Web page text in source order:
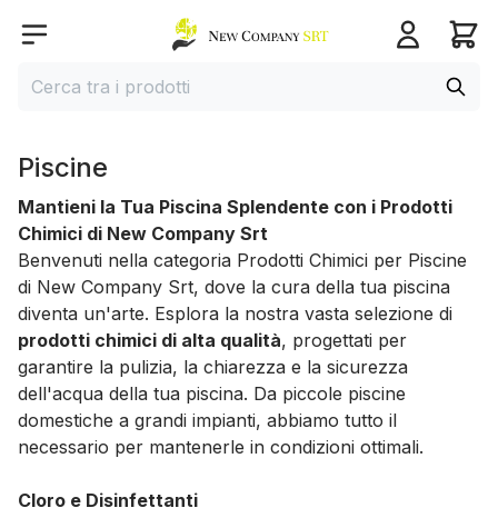
Open menu
Home page
Cerca
Piscine
Mantieni la Tua Piscina Splendente con i Prodotti
Chimici di New Company Srt
Benvenuti nella categoria Prodotti Chimici per Piscine
di New Company Srt, dove la cura della tua piscina
diventa un'arte. Esplora la nostra vasta selezione di
prodotti chimici di alta qualità, progettati per
garantire la pulizia, la chiarezza e la sicurezza
dell'acqua della tua piscina. Da piccole piscine
domestiche a grandi impianti, abbiamo tutto il
necessario per mantenerle in condizioni ottimali.
Cloro e Disinfettanti